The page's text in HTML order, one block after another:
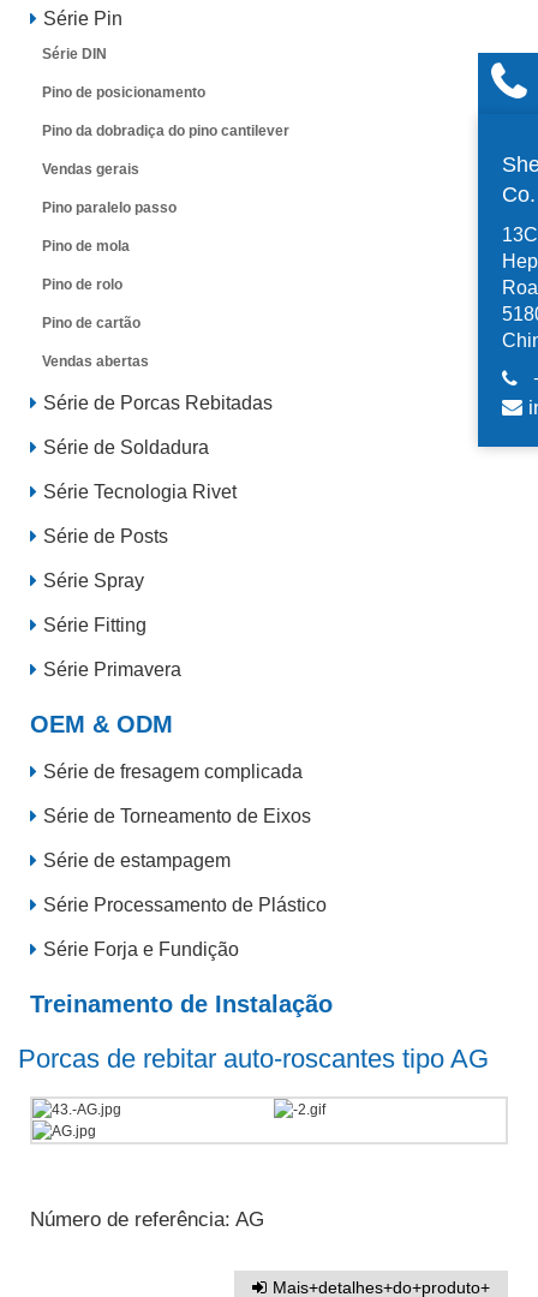
Série Pin
Série DIN
Pino de posicionamento
Pino da dobradiça do pino cantilever
Vendas gerais
Pino paralelo passo
Pino de mola
Pino de rolo
Pino de cartão
Vendas abertas
Série de Porcas Rebitadas
Série de Soldadura
Série Tecnologia Rivet
Série de Posts
Série Spray
Série Fitting
Série Primavera
OEM & ODM
Série de fresagem complicada
Série de Torneamento de Eixos
Série de estampagem
Série Processamento de Plástico
Série Forja e Fundição
Treinamento de Instalação
Porcas de rebitar auto-roscantes tipo AG
Número de referência: AG
Mais+detalhes+do+produto+